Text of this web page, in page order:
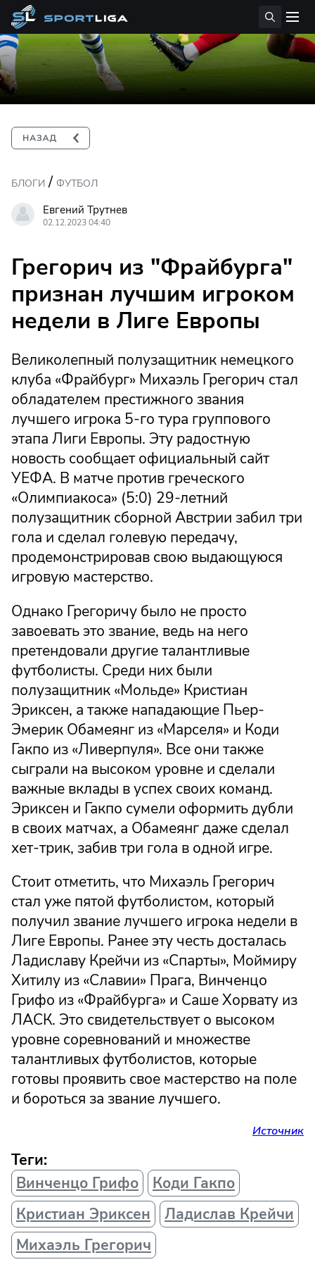
БЛОГИ / ФУТБОЛ
Евгений Трутнев
02.12.2023 04:40
Грегорич из "Фрайбурга"
признан лучшим игроком
недели в Лиге Европы
Великолепный полузащитник немецкого
клуба «Фрайбург» Михаэль Грегорич стал
обладателем престижного звания
лучшего игрока 5-го тура группового
этапа Лиги Европы. Эту радостную
новость сообщает официальный сайт
УЕФА. В матче против греческого
«Олимпиакоса» (5:0) 29-летний
полузащитник сборной Австрии забил три
гола и сделал голевую передачу,
продемонстрировав свою выдающуюся
игровую мастерство.
Однако Грегоричу было не просто
завоевать это звание, ведь на него
претендовали другие талантливые
футболисты. Среди них были
полузащитник «Мольде» Кристиан
Эриксен, а также нападающие Пьер-
Эмерик Обамеянг из «Марселя» и Коди
Гакпо из «Ливерпуля». Все они также
сыграли на высоком уровне и сделали
важные вклады в успех своих команд.
Эриксен и Гакпо сумели оформить дубли
в своих матчах, а Обамеянг даже сделал
хет-трик, забив три гола в одной игре.
Стоит отметить, что Михаэль Грегорич
стал уже пятой футболистом, который
получил звание лучшего игрока недели в
Лиге Европы. Ранее эту честь досталась
Ладиславу Крейчи из «Спарты», Моймиру
Хитилу из «Славии» Прага, Винченцо
Грифо из «Фрайбурга» и Саше Хорвату из
ЛАСК. Это свидетельствует о высоком
уровне соревнований и множестве
талантливых футболистов, которые
готовы проявить свое мастерство на поле
и бороться за звание лучшего.
Источник
Теги:
Винченцо Грифо
Коди Гакпо
Кристиан Эриксен
Ладислав Крейчи
Михаэль Грегорич